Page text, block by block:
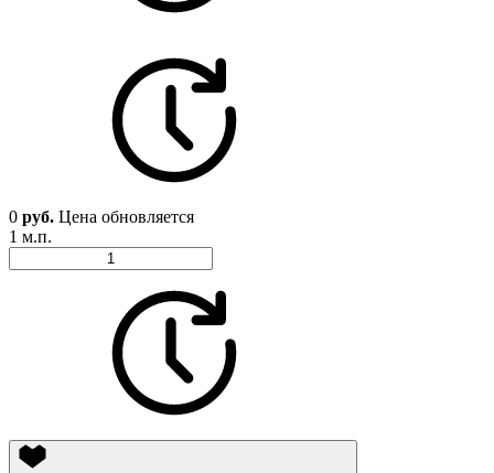
0 руб. Цена обновляется
1 м.п.